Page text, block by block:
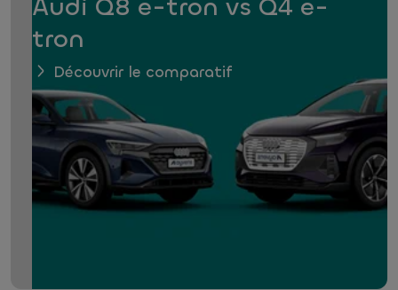
Audi Q8 e-tron vs Q4 e-
tron
Découvrir le comparatif